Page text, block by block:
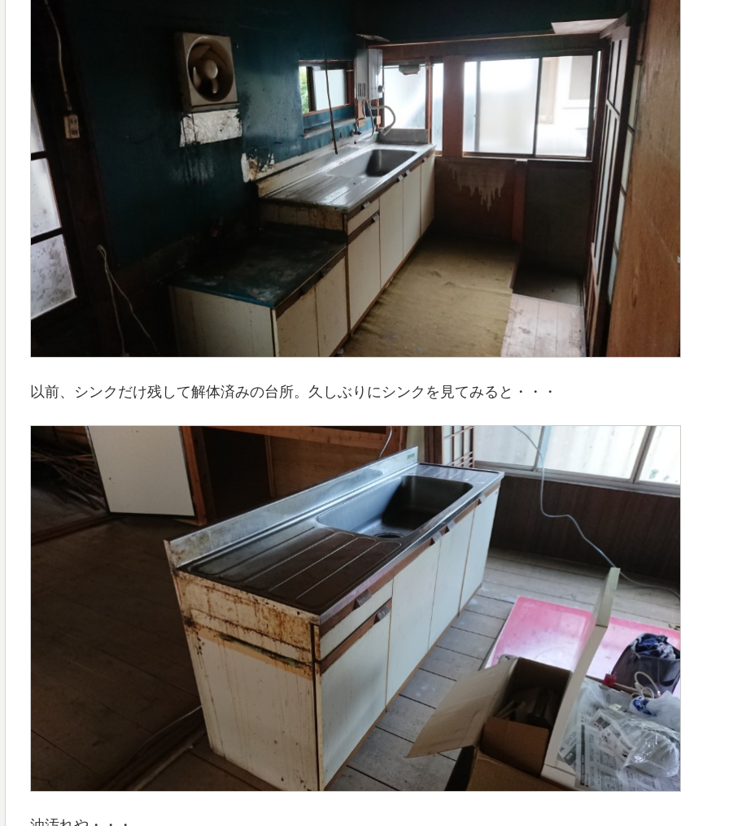
以前、シンクだけ残して解体済みの台所。久しぶりにシンクを見てみると・・・